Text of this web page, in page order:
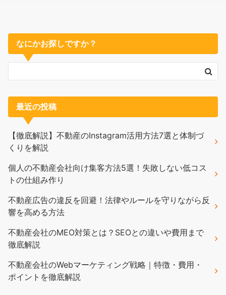
なにかお探しですか？
最近の投稿
【徹底解説】不動産のInstagram活用方法7選と体制づ
くりを解説
個人の不動産会社向け集客方法5選！失敗しない低コス
トの仕組み作り
不動産広告の違反を回避！法律やルールを守りながら反
響を高める方法
不動産会社のMEO対策とは？SEOとの違いや費用まで
徹底解説
不動産会社のWebマーケティング戦略｜特徴・費用・
ポイントを徹底解説